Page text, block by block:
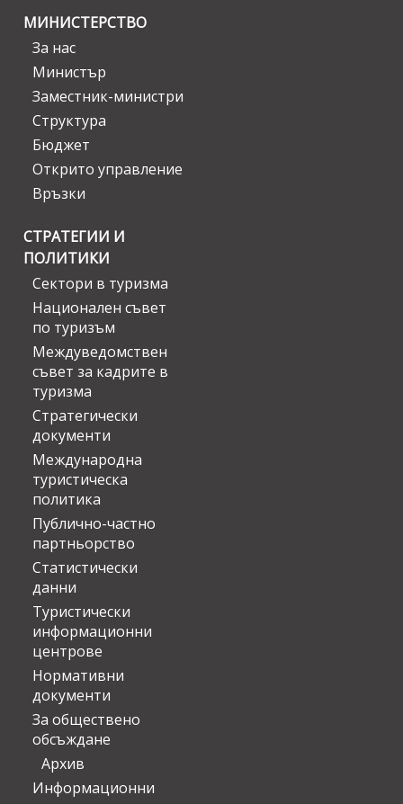
МИНИСТЕРСТВО
За нас
Министър
Заместник-министри
Структура
Бюджет
Открито управление
Връзки
СТРАТЕГИИ И
ПОЛИТИКИ
Сектори в туризма
Национален съвет
по туризъм
Междуведомствен
съвет за кадрите в
туризма
Стратегически
документи
Международна
туристическа
политика
Публично-частно
партньорство
Статистически
данни
Туристически
информационни
центрове
Нормативни
документи
За обществено
обсъждане
Архив
Информационни